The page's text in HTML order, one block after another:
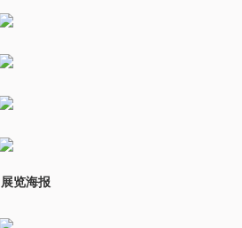
展览海报